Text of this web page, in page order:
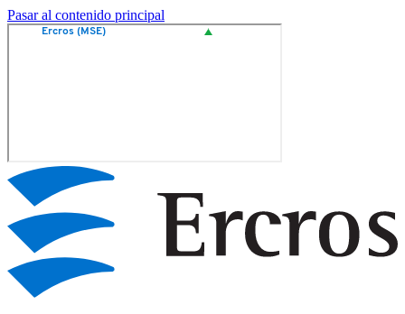
Pasar al contenido principal